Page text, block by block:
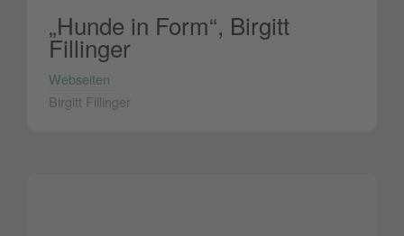
„Hunde in Form“, Birgitt
Fillinger
Webseiten
Birgitt Fillinger